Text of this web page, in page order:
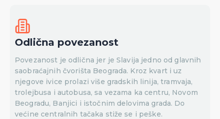
Odlična povezanost
Povezanost je odlična jer je Slavija jedno od glavnih
saobraćajnih čvorišta Beograda. Kroz kvart i uz
njegove ivice prolazi više gradskih linija, tramvaja,
trolejbusa i autobusa, sa vezama ka centru, Novom
Beogradu, Banjici i istočnim delovima grada. Do
većine centralnih tačaka stiže se i peške.